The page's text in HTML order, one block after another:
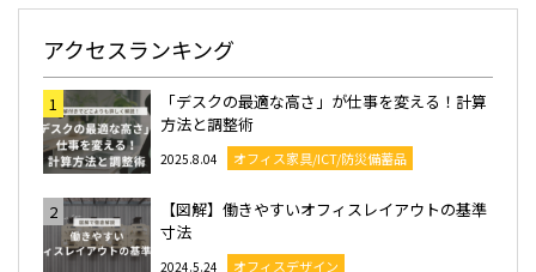
アクセスランキング
1
「デスクの最適な高さ」が仕事を変える！計算
方法と調整術
2025.8.04 オフィス家具/ICT/防災備蓄品
2
【図解】働きやすいオフィスレイアウトの基準
寸法
2024.5.24 オフィスデザイン